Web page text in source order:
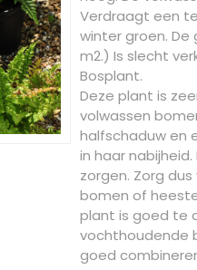
Verdraagt een
winter groen.
m2.) Is slecht
Bosplant.
Deze plant is
volwassen
halfschaduw en
in haar
zorgen. Zorg
bomen of
plant is goed te
vochthoudende
goed